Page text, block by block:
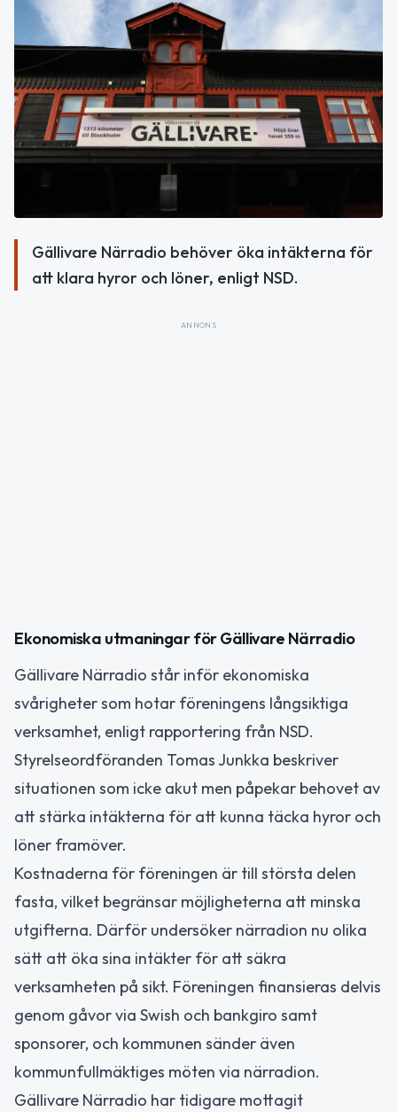
Gällivare Närradio behöver öka intäkterna för
att klara hyror och löner, enligt NSD.
ANNONS
Ekonomiska utmaningar för Gällivare Närradio
Gällivare Närradio står inför ekonomiska
svårigheter som hotar föreningens långsiktiga
verksamhet, enligt rapportering från NSD.
Styrelseordföranden Tomas Junkka beskriver
situationen som icke akut men påpekar behovet av
att stärka intäkterna för att kunna täcka hyror och
löner framöver.
Kostnaderna för föreningen är till största delen
fasta, vilket begränsar möjligheterna att minska
utgifterna. Därför undersöker närradion nu olika
sätt att öka sina intäkter för att säkra
verksamheten på sikt. Föreningen finansieras delvis
genom gåvor via Swish och bankgiro samt
sponsorer, och kommunen sänder även
kommunfullmäktiges möten via närradion.
Gällivare Närradio har tidigare mottagit